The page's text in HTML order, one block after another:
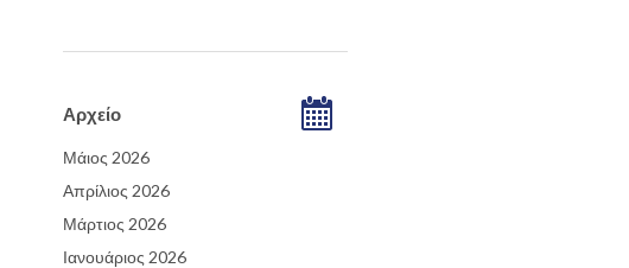
Αρχείο
Μάιος 2026
Απρίλιος 2026
Μάρτιος 2026
Ιανουάριος 2026